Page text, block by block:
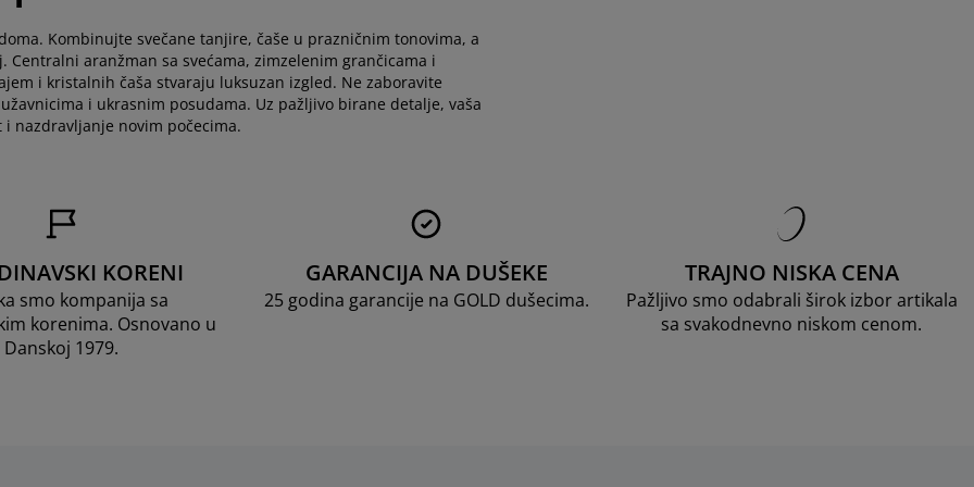
Kombinujte svečane tanjire, čaše u prazničnim tonovima, a
Centralni aranžman sa svećama, zimzelenim grančicama i
i kristalnih čaša stvaraju luksuzan izgled. Ne zaboravite
i ukrasnim posudama. Uz pažljivo birane detalje, vaša
nazdravljanje novim počecima.
KORENI
smo kompanija sa
korenima. Osnovano u
Danskoj 1979.
GARANCIJA NA DUŠEKE
25 godina garancije na GOLD dušecima.
TRAJNO NISKA CENA
Pažljivo smo odabrali širok izbor artikala
sa svakodnevno niskom cenom.